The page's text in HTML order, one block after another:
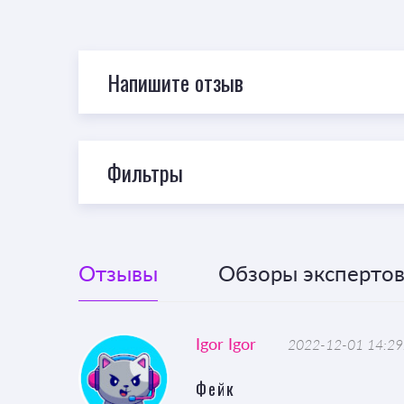
Напишите отзыв
Фильтры
Отзывы Обзоры
Igor Igor 2022-12-01
Фейк